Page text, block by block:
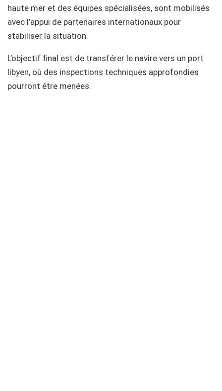
haute mer et des équipes spécialisées, sont mobilisés
avec l’appui de partenaires internationaux pour
stabiliser la situation.
L’objectif final est de transférer le navire vers un port
libyen, où des inspections techniques approfondies
pourront être menées.